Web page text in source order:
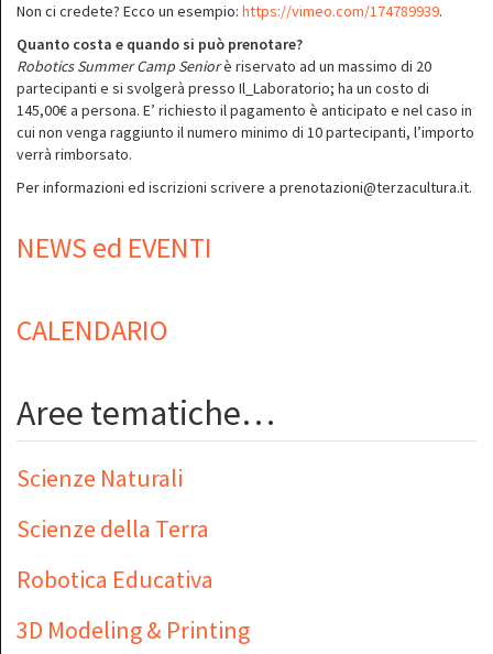
Non ci credete? Ecco un esempio: https://vimeo.com/174789939.
Quanto costa e quando si può prenotare?
Robotics Summer Camp Seniorè riservato ad un massimo di 20
partecipanti e si svolgerà presso Il_Laboratorio; ha un costo di
145,00€ a persona. E’ richiesto il pagamento è anticipato e nel caso in
cui non venga raggiunto il numero minimo di 10 partecipanti, l’importo
verrà rimborsato.
Per informazioni ed iscrizioni scrivere a prenotazioni@terzacultura.it.
NEWS ed EVENTI
CALENDARIO
Aree tematiche…
Scienze Naturali
Scienze della Terra
Robotica Educativa
3D Modeling & Printing